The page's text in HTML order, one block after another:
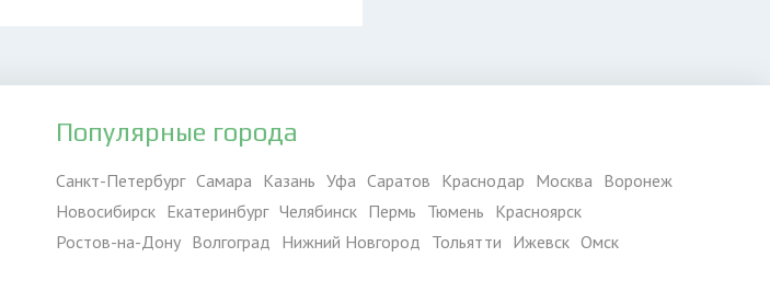
Популярные города
Санкт-Петербург Самара Казань Уфа Саратов Краснодар Москва Воронеж
Новосибирск Екатеринбург Челябинск Пермь Тюмень Красноярск
Ростов-на-Дону Волгоград Нижний Новгород Тольятти Ижевск Омск